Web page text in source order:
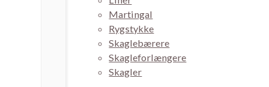
Martingal
Rygstykke
Skaglebærere
Skagleforlængere
Skagler